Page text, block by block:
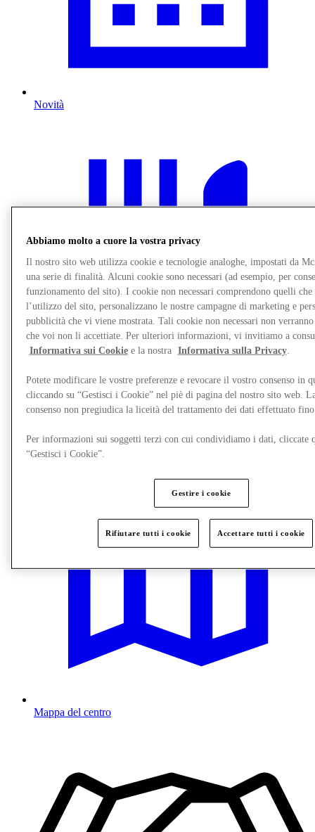
Novità
Ristoranti
Gift Cards
Mappa del centro
Abbiamo molto a cuore la vostra privacy
Il nostro sito web utilizza cookie e tecnologie analoghe, impostati da
una serie di finalità. Alcuni cookie sono necessari (ad esempio, per
funzionamento del sito). I cookie non necessari comprendono quelli che
l’utilizzo del sito, personalizzano le nostre campagne di marketing e
pubblicità che vi viene mostrata. Tali cookie non necessari non
che voi non li accettiate. Per ulteriori informazioni, vi invitiamo a
Informativa sui Cookiee la nostra Informativa sulla Privacy.
Potete modificare le vostre preferenze e revocare il vostro consenso in
cliccando su “Gestisci i Cookie” nel piè di pagina del nostro sito web.
consenso non pregiudica la liceità del trattamento dei dati effettuato
Per informazioni sui soggetti terzi con cui condividiamo i dati, cliccate
“Gestisci i Cookie”.
Gestire i cookie
Rifiutare tutti i cookie Accettare tutti i cookie